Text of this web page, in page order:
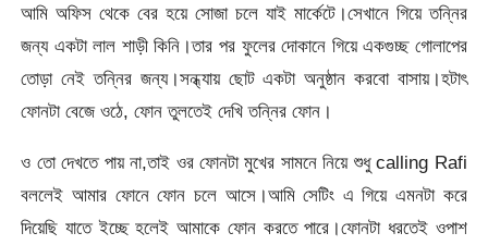
আমি অফিস থেকে বের হয়ে সোজা চলে যাই মার্কেটে।সেখানে গিয়ে তন্নির
জন্য একটা লাল শাড়ী কিনি।তার পর ফুলের দোকানে গিয়ে একগুচ্ছ গোলাপের
তোড়া নেই তন্নির জন্য।সন্ধ্যায় ছোট একটা অনুষ্ঠান করবো বাসায়।হটাৎ
ফোনটা বেজে ওঠে, ফোন তুলতেই দেখি তন্নির ফোন।
ও তো দেখতে পায় না,তাই ওর ফোনটা মুখের সামনে নিয়ে শুধু calling Rafi
বললেই আমার ফোনে ফোন চলে আসে।আমি সেটিং এ গিয়ে এমনটা করে
দিয়েছি যাতে ইচ্ছে হলেই আমাকে ফোন করতে পারে।ফোনটা ধরতেই ওপাশ